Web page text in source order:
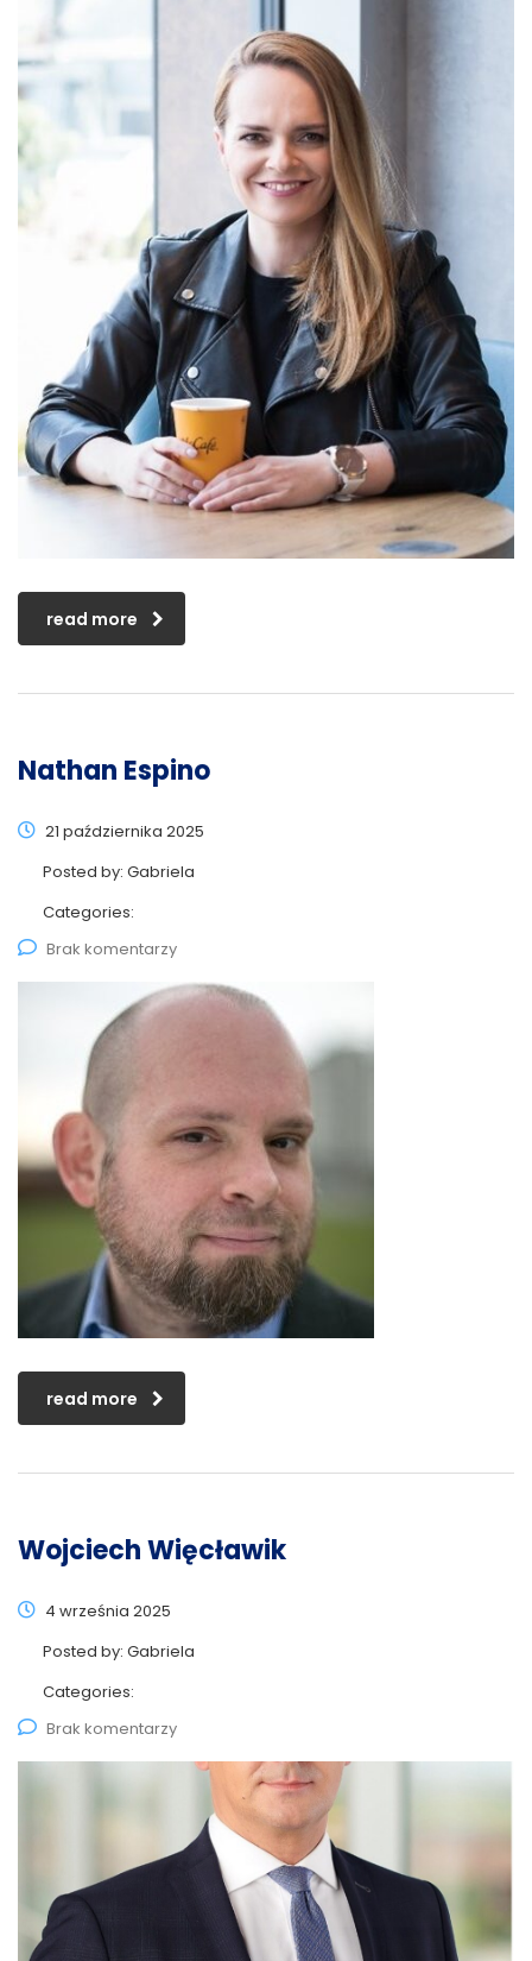
read more
Nathan Espino
21 października 2025
Posted by: Gabriela
Categories:
Brak komentarzy
read more
Wojciech Więcławik
4 września 2025
Posted by: Gabriela
Categories:
Brak komentarzy